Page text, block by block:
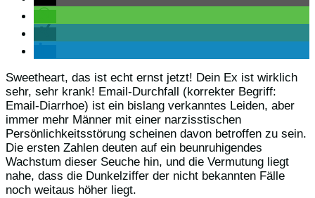
Sweetheart, das ist echt ernst jetzt! Dein Ex ist wirklich
sehr, sehr krank! Email-Durchfall (korrekter Begriff:
Email-Diarrhoe) ist ein bislang verkanntes Leiden, aber
immer mehr Männer mit einer narzisstischen
Persönlichkeitsstörung scheinen davon betroffen zu sein.
Die ersten Zahlen deuten auf ein beunruhigendes
Wachstum dieser Seuche hin, und die Vermutung liegt
nahe, dass die Dunkelziffer der nicht bekannten Fälle
noch weitaus höher liegt.